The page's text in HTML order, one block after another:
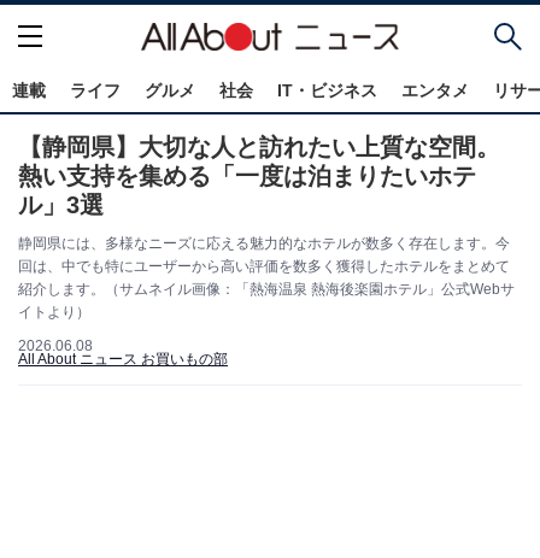
連載 ライフ グルメ 社会 IT・ビジネス エンタメ リサ
【静岡県】大切な人と訪れたい上質な空間。
熱い支持を集める「一度は泊まりたいホテ
ル」3選
静岡県には、多様なニーズに応える魅力的なホテルが数多く存在します。今
回は、中でも特にユーザーから高い評価を数多く獲得したホテルをまとめて
紹介します。（サムネイル画像：「熱海温泉 熱海後楽園ホテル」公式Webサ
イトより）
2026.06.08
All About ニュース お買いもの部